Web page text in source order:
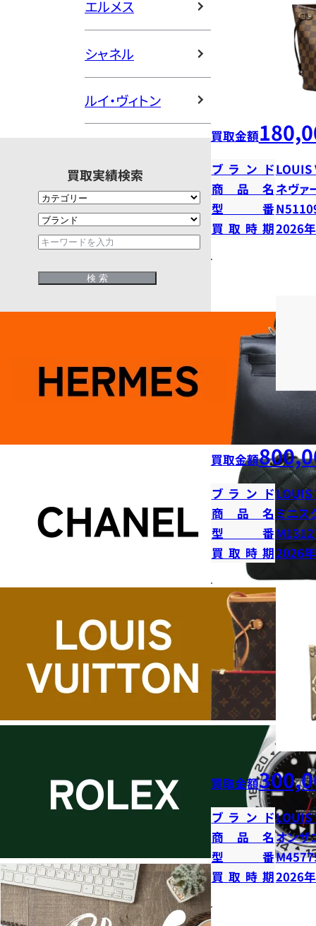
エルメス
シャネル
ルイ・ヴィトン
買取実績検索
買取金額
ブランドLOUIS
商品名 ネヴァ
型番
買取時期2026
買取金額
ブランドLOUIS
商品名 ミニス
型番
買取時期2026
買取金額
ブランドLOUIS
商品名オンザ
型番
買取時期2026